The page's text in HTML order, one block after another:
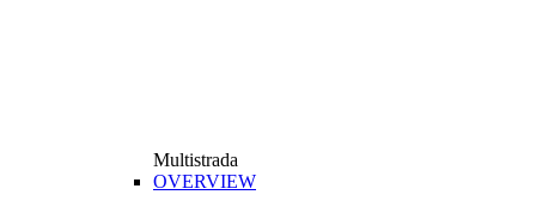
Multistrada
OVERVIEW